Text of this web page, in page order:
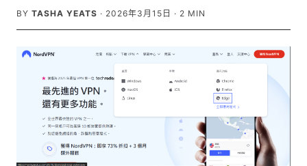
BY TASHA YEATS · 2026年3月15日 · 2 MIN